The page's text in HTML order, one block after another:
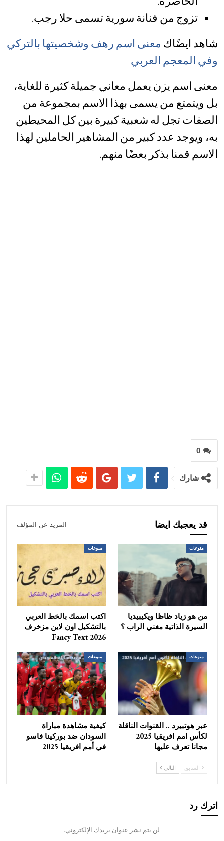
تزوج من فنانة سورية تسمى حلا رجب.
شاهد ايضًاكمعنى اسم رهف وشخصيتها بالتركي
وفي المعجم العربي
معنى اسم يزن يعمل معاني جميلة كثيرة للغاية،
بل ويتمتع من يسمى بهذا الاسم بمجموعة من
الصفات تجل له شعبية كبيرة بين كل المحيطين
به، ويوجد عدد كبير من المشاهير الحاملين لهذا
الاسم قمنا بذكر بعضًا منهم.
0
شارك
قد يعجبك ايضا المزيد عن المؤلف
منوعات
من هو زياد ظاظا ويكيبيديا
السيرة الذاتية مغني الراب ؟
منوعات
اكتب اسمك بالخط العربي
بالتشكيل اون لاين مزخرف
Fancy Text 2026
منوعات
عبر هوتبيرد .. القنوات الناقلة
لكأس امم افريقيا 2025
مجانا تعرف عليها
منوعات
كيفية مشاهدة مباراة
السودان ضد بوركينا فاسو
في أمم افريقيا 2025
السابق التالي
اترك رد
لن يتم نشر عنوان بريدك الإلكتروني.